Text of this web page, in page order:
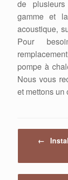
de
gamme et
acoustique,
Pour
pompe à
Nous vous
et mettons un
←